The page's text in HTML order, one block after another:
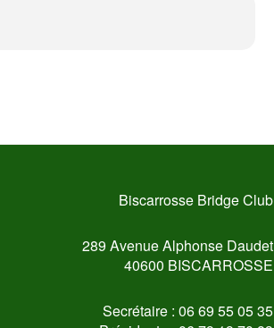
Biscarrosse Bridge Club
289 Avenue Alphonse Daudet
40600 BISCARROSSE
Secrétaire : 06 69 55 05 35